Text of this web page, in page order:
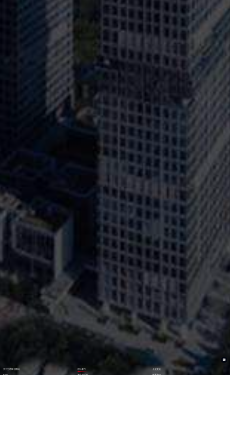
关于万币钱包数码 理论著作 企业文化
ESG 资讯与活动 联系我们